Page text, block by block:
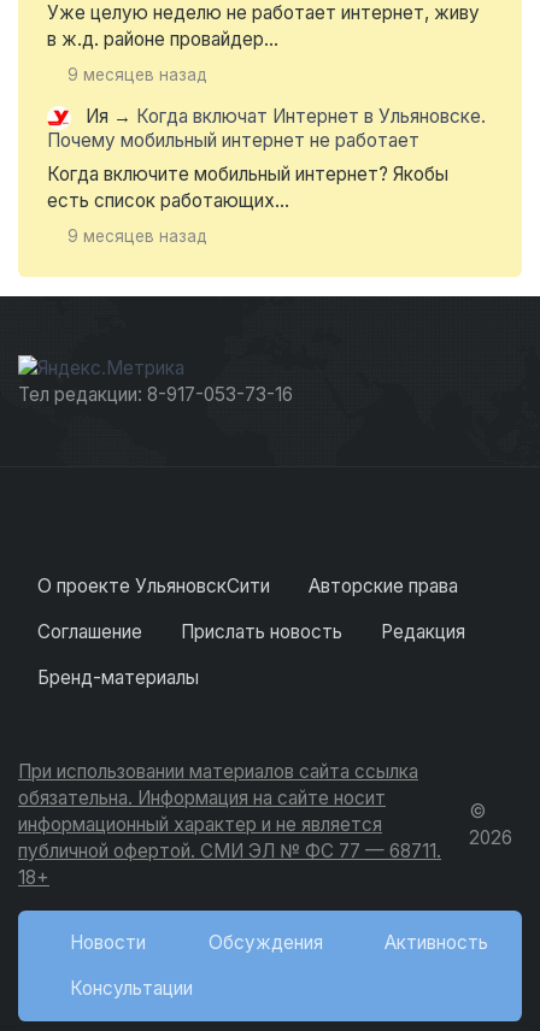
Уже целую неделю не работает интернет, живу
в ж.д. районе провайдер...
9 месяцев назад
Ия → Когда включат Интернет в Ульяновске.
Почему мобильный интернет не работает
Когда включите мобильный интернет? Якобы
есть список работающих...
9 месяцев назад
Тел редакции: 8-917-053-73-16
О проекте УльяновскСити
Авторские права
Соглашение
Прислать новость
Редакция
Бренд-материалы
При использовании материалов сайта ссылка
обязательна. Информация на сайте носит
информационный характер и не является
публичной офертой. СМИ ЭЛ № ФС 77 — 68711.
18+
©
2026
Новости Обсуждения
Активность
Консультации